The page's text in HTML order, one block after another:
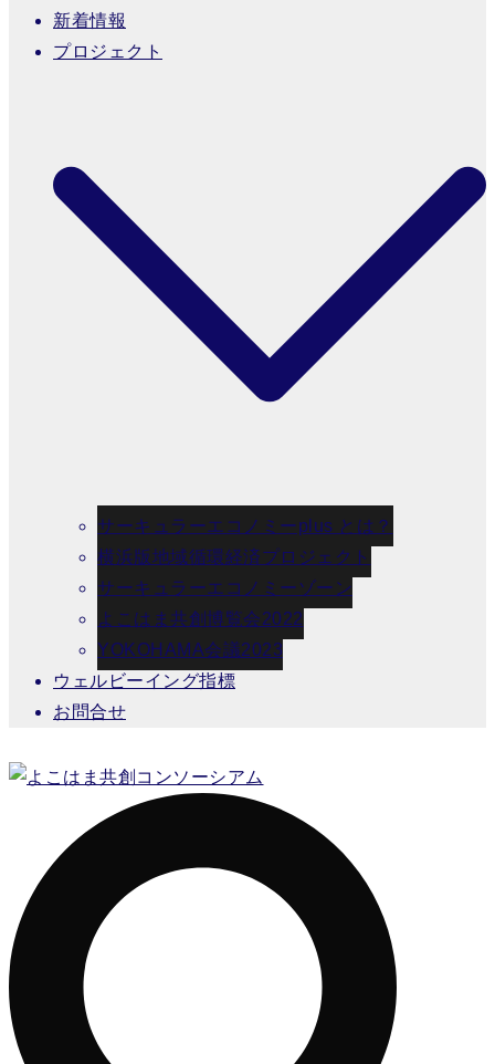
新着情報
プロジェクト
サーキュラーエコノミーplus とは？
横浜版地域循環経済プロジェクト
サーキュラーエコノミーゾーン
よこはま共創博覧会2022
YOKOHAMA会議2023
ウェルビーイング指標
お問合せ